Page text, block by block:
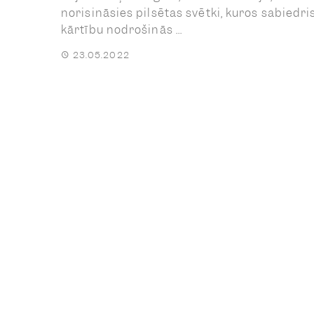
norisināsies pilsētas svētki, kuros
kārtību nodrošinās ...
23.05.2022